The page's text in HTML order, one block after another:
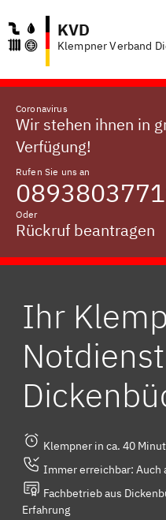
KVD
Klempner Verband
Coronavirus
Wir stehen ihnen in
Verfügung!
Rufen Sie uns an
Oder
Rückruf beantragen
Ihr
Klempner in ca. 40
Immer erreichbar: Auch
Fachbetrieb aus
Erfahrung